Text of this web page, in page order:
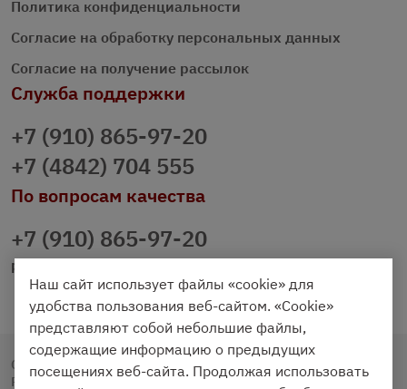
Политика конфиденциальности
Согласие на обработку персональных данных
Согласие на получение рассылок
Служба поддержки
+7 (910) 865-97-20
+7 (4842) 704 555
По вопросам качества
+7 (910) 865-97-20
prazdnichniy40@palmi.ru
Copyright © 2020 - 2026. Праздничный Стол.
Разработка и продвижение - Vegas Studio
Наш сайт использует файлы «cookie» для
удобства пользования веб-сайтом. «Cookie»
представляют собой небольшие файлы,
содержащие информацию о предыдущих
посещениях веб-сайта. Продолжая использовать